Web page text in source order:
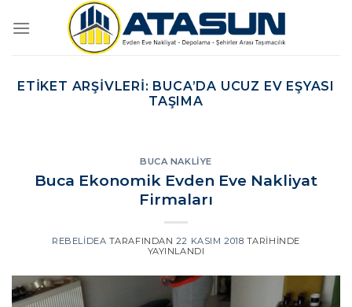
atla
ETIKET ARŞIVLERI: BUCA’DA UCUZ EV EŞYASI
TAŞIMA
BUCA NAKLIYE
Buca Ekonomik Evden Eve Nakliyat
Firmaları
REBELIDEA TARAFINDAN 22 KASIM 2018 TARIHINDE
YAYINLANDI